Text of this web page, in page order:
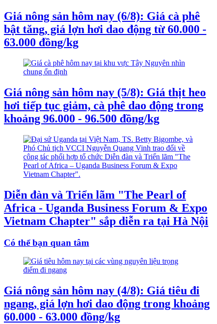
Giá nông sản hôm nay (6/8): Giá cà phê
bật tăng, giá lợn hơi dao động từ 60.000 -
63.000 đồng/kg
Giá nông sản hôm nay (5/8): Giá thịt heo
hơi tiếp tục giảm, cà phê dao động trong
khoảng 96.000 - 96.500 đồng/kg
Diễn đàn và Triển lãm "The Pearl of
Africa - Uganda Business Forum & Expo
Vietnam Chapter" sắp diễn ra tại Hà Nội
Có thể bạn quan tâm
Giá nông sản hôm nay (4/8): Giá tiêu đi
ngang, giá lợn hơi dao động trong khoảng
60.000 - 63.000 đồng/kg